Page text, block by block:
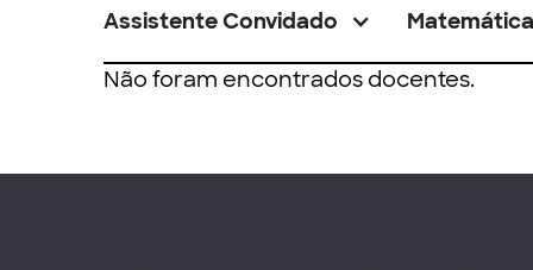
Assistente Convidado Matemática
Não foram encontrados docentes.